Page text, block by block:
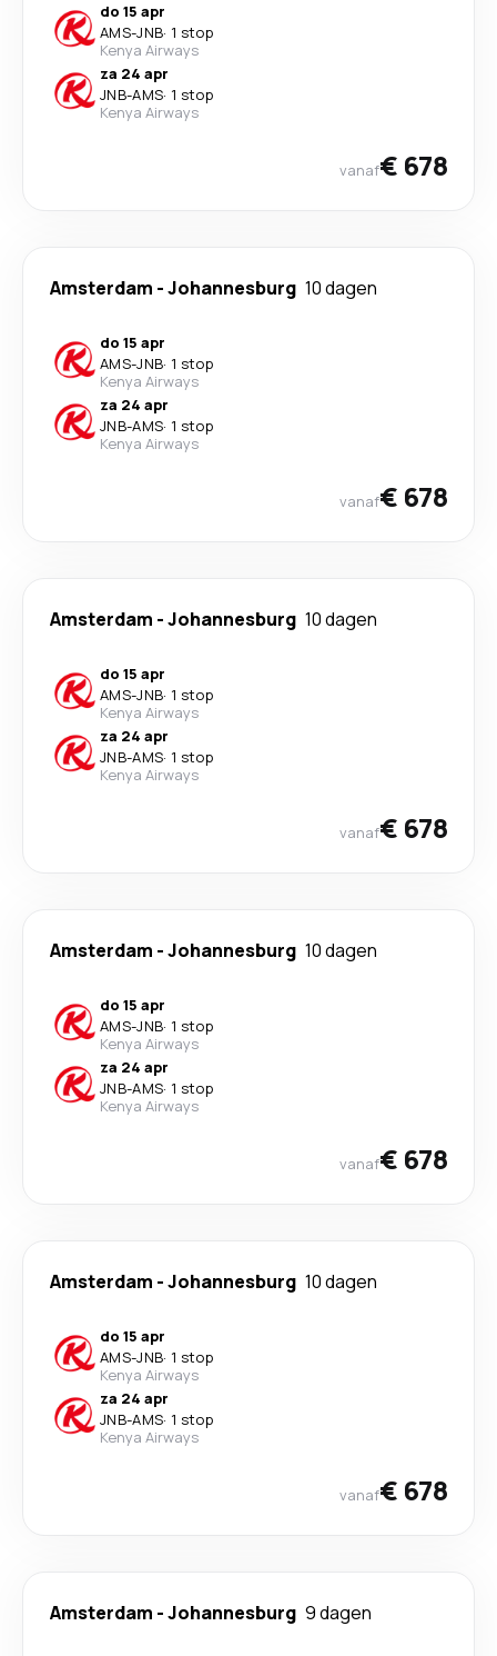
do 15 apr
AMS-JNB· 1 stop
Kenya Airways
za 24 apr
JNB-AMS· 1 stop
Kenya Airways
vanaf€ 678
Amsterdam -Johannesburg 10 dagen
do 15 apr
AMS-JNB· 1 stop
Kenya Airways
za 24 apr
JNB-AMS· 1 stop
Kenya Airways
vanaf€ 678
Amsterdam -Johannesburg 10 dagen
do 15 apr
AMS-JNB· 1 stop
Kenya Airways
za 24 apr
JNB-AMS· 1 stop
Kenya Airways
vanaf€ 678
Amsterdam -Johannesburg 10 dagen
do 15 apr
AMS-JNB· 1 stop
Kenya Airways
za 24 apr
JNB-AMS· 1 stop
Kenya Airways
vanaf€ 678
Amsterdam -Johannesburg 10 dagen
do 15 apr
AMS-JNB· 1 stop
Kenya Airways
za 24 apr
JNB-AMS· 1 stop
Kenya Airways
vanaf€ 678
Amsterdam -Johannesburg 9 dagen